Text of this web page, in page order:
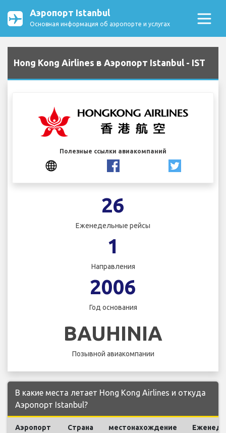
Аэропорт Istanbul
Основная информация об аэропорте и услугах
Hong Kong Airlines в Аэропорт Istanbul - IST
Полезные ссылки авиакомпаний
26
Еженедельные рейсы
1
Направления
2006
Год основания
BAUHINIA
Позывной авиакомпании
В какие места летает Hong Kong Airlines и откуда
Аэропорт Istanbul?
Аэропорт Страна местонахождение